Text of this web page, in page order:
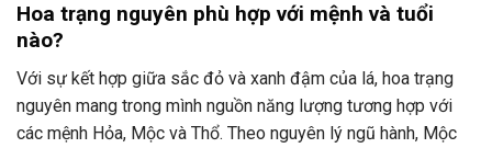
Hoa trạng nguyên phù hợp với mệnh và tuổi
nào?
Với sự kết hợp giữa sắc đỏ và xanh đậm của lá, hoa trạng
nguyên mang trong mình nguồn năng lượng tương hợp với
các mệnh Hỏa, Mộc và Thổ. Theo nguyên lý ngũ hành, Mộc